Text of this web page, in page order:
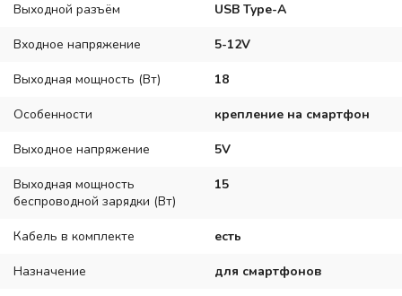
Выходной разъём USB Type-A
Входное напряжение 5-12V
Выходная мощность (Вт) 18
Особенности крепление на смартфон
Выходное напряжение 5V
Выходная мощность
беспроводной зарядки (Вт)
15
Кабель в комплекте есть
Назначение для смартфонов